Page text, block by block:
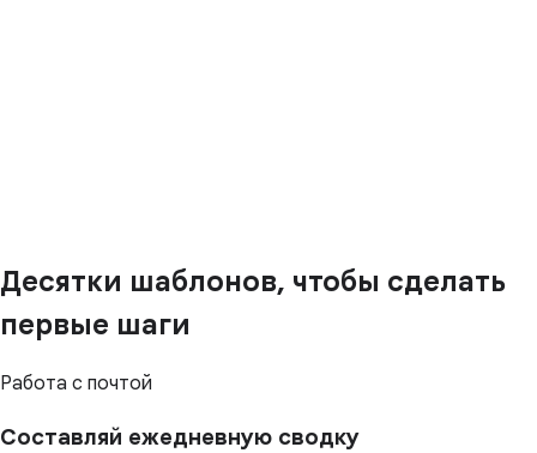
Десятки шаблонов, чтобы сделать
первые шаги
Работа с почтой
Составляй ежедневную сводку